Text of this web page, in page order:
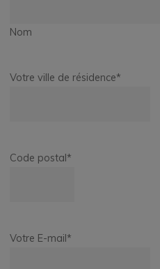
Nom
Votre ville de résidence*
Code postal*
Votre E-mail*